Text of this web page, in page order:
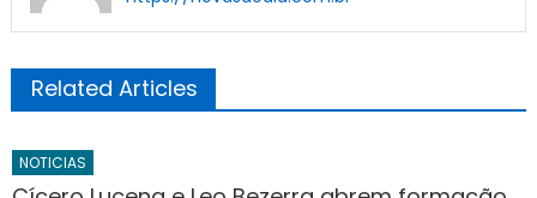
Related Articles
NOTICIAS